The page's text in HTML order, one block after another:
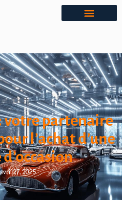
votre partenaire
l’achat d’une
27, 2025